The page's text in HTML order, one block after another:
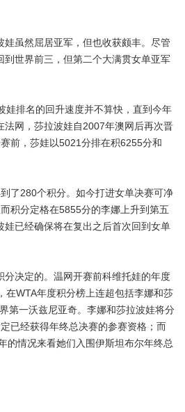
虽然屈居亚军，但也收获颇丰。尽管
世界前三，但第二个大满贯女单亚军
排名的回升速度并不算快，直到今年
网，莎拉波娃自2007年澳网后再次晋
前，莎娃以5021分排在积6255分和
280个积分。如今打进女单决赛可净
积分定格在5855分的李娜上升到第五
已经确保将在复出之后首次回到女单
决定的。温网开赛前科维托娃的年度
WTA年度积分榜上连超包括李娜和莎
第一沃兹尼亚奇。李娜和莎拉波娃将分
已经获得年终总决赛的参赛资格；而
的情况来看她们入围伊斯坦布尔年终总